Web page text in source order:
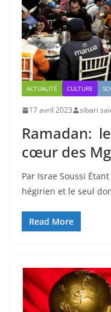
ACTUALITÉ CULTURE
17 avril 2023 sibari
Ramadan:
cœur des
Par Israe Soussi
hégirien et le seul
Read More